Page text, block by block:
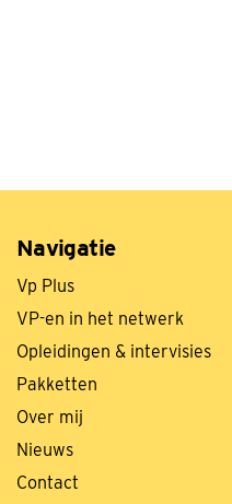
Navigatie
Vp Plus
VP-en in het netwerk
Opleidingen & intervisies
Pakketten
Over mij
Nieuws
Contact